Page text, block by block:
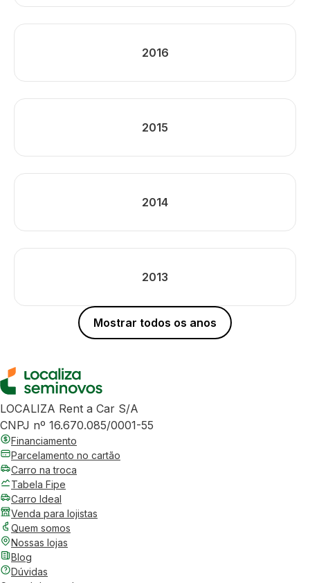
2016
2015
2014
2013
Mostrar todos os anos
LOCALIZA Rent a Car S/A
CNPJ nº 16.670.085/0001-55
Financiamento
Parcelamento no cartão
Carro na troca
Tabela Fipe
Carro Ideal
Venda para lojistas
Quem somos
Nossas lojas
Blog
Dúvidas